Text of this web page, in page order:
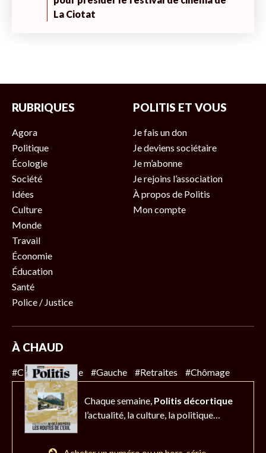
La Ciotat
RUBRIQUES
Agora
Politique
Écologie
Société
Idées
Culture
Monde
Travail
Économie
Éducation
Santé
Police / Justice
POLITIS ET VOUS
Je fais un don
Je deviens sociétaire
Je m’abonne
Je rejoins l’association
À propos de Politis
Mon compte
À CHAUD
#Climat #Police #Gauche #Retraites #Chômage
Chaque semaine, Politis décortique
l’actualité, la culture, la politique…